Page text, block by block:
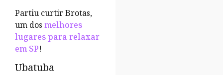
Partiu curtir Brotas,
um dos melhores
lugares para relaxar
em SP!
Ubatuba